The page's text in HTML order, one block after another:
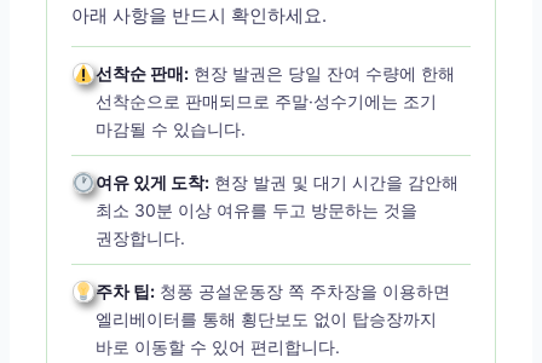
아래 사항을 반드시 확인하세요.
선착순 판매: 현장 발권은 당일 잔여 수량에 한해
선착순으로 판매되므로 주말·성수기에는 조기
마감될 수 있습니다.
여유 있게 도착: 현장 발권 및 대기 시간을 감안해
최소 30분 이상 여유를 두고 방문하는 것을
권장합니다.
주차 팁: 청풍 공설운동장 쪽 주차장을 이용하면
엘리베이터를 통해 횡단보도 없이 탑승장까지
바로 이동할 수 있어 편리합니다.